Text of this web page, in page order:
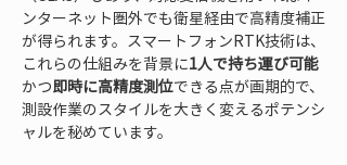
ンターネット圏外でも衛星経由で高精度補正
が得られます。スマートフォンRTK技術は、
これらの仕組みを背景に1人で持ち運び可能
かつ即時に高精度測位できる点が画期的で、
測設作業のスタイルを大きく変えるポテンシ
ャルを秘めています。